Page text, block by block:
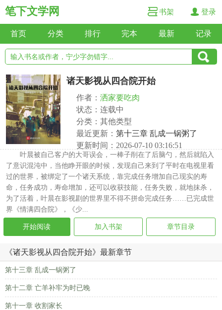
笔下文学网 书架 登录
首页 分类 排行 完本 最新 记录
诸天影视从四合院开始
作者： 洒家要吃肉
状态：连载中
分类：其他类型
最近更新： 第十三章 乱成一锅粥了
更新时间：2026-07-10 03:16:51
叶晨被自己客户的大哥误会，一棒子削在了后脑勺，然后就陷入
了意识混沌中，当他睁开眼的时候，发现自己来到了平时在电视里看
过的世界，被绑定了一个诸天系统，靠完成任务增加自己现实的寿
命，任务成功，寿命增加，还可以收获技能，任务失败，就地抹杀，
为了活着，叶晨在影视剧的世界里不得不拼命完成任务……已完成世
界《情满四合院》，《少...
开始阅读 加入书架 章节目录
《诸天影视从四合院开始》最新章节
第十三章 乱成一锅粥了
第十二章 亡羊补牢为时已晚
第十一章 收割家长